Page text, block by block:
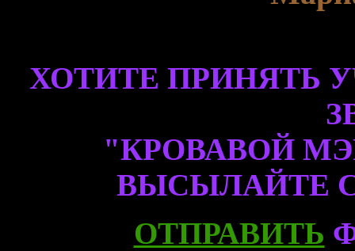
ХОТИТЕ ПРИНЯТЬ
"КРОВАВОЙ
ВЫСЫЛАЙТЕ
ОТПРАВИТЬ